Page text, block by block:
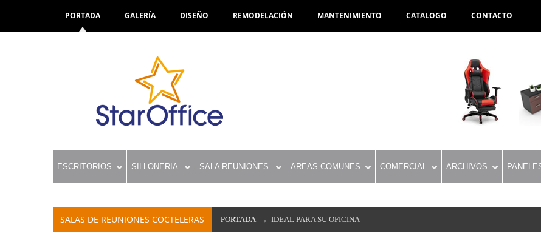
PORTADA GALERÍA DISEÑO REMODELACIÓN MANTENIMIENTO CATALOGO CONTACTO
ESCRITORIOS SILLONERIA SALA REUNIONES AREAS COMUNES COMERCIAL ARCHIVOS
SALAS DE REUNIONES COCTELERAS PORTADA → IDEAL PARA SU OFICINA